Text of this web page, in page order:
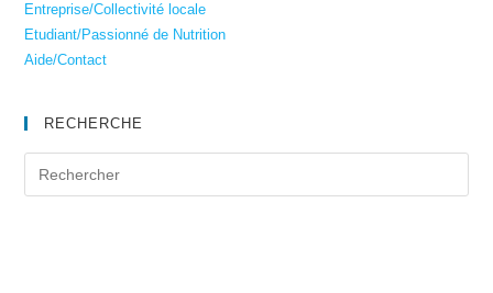
Entreprise/Collectivité locale
Etudiant/Passionné de Nutrition
Aide/Contact
RECHERCHE